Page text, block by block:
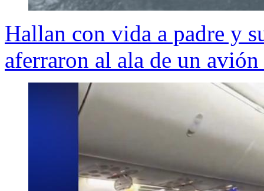
Hallan con vida a padre y
aferraron al ala de un